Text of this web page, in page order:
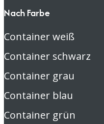
Nach Farbe
Container weiß
Container schwarz
Container grau
Container blau
Container grün